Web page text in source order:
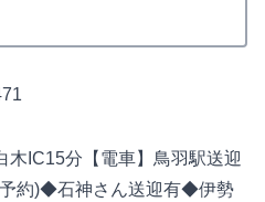
IC15分【電車】鳥羽駅送迎
約)◆石神さん送迎有◆伊勢